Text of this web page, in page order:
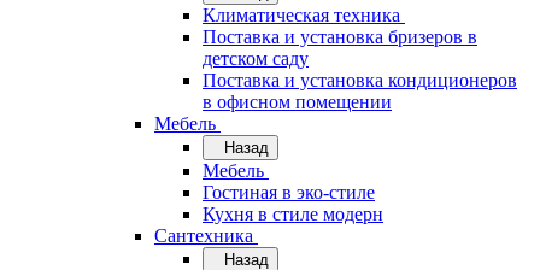
Климатическая техника
Поставка и установка бризеров в
детском саду
Поставка и установка кондиционеров
в офисном помещении
Мебель
Назад
Мебель
Гостиная в эко-стиле
Кухня в стиле модерн
Сантехника
Назад